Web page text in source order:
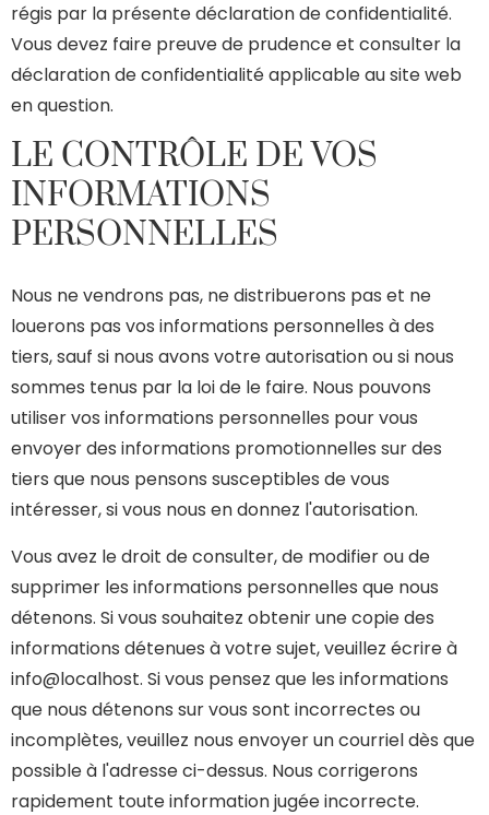
régis par la présente déclaration de confidentialité.
Vous devez faire preuve de prudence et consulter la
déclaration de confidentialité applicable au site web
en question.
LE CONTRÔLE DE VOS
INFORMATIONS
PERSONNELLES
Nous ne vendrons pas, ne distribuerons pas et ne
louerons pas vos informations personnelles à des
tiers, sauf si nous avons votre autorisation ou si nous
sommes tenus par la loi de le faire. Nous pouvons
utiliser vos informations personnelles pour vous
envoyer des informations promotionnelles sur des
tiers que nous pensons susceptibles de vous
intéresser, si vous nous en donnez l'autorisation.
Vous avez le droit de consulter, de modifier ou de
supprimer les informations personnelles que nous
détenons. Si vous souhaitez obtenir une copie des
informations détenues à votre sujet, veuillez écrire à
info@localhost. Si vous pensez que les informations
que nous détenons sur vous sont incorrectes ou
incomplètes, veuillez nous envoyer un courriel dès que
possible à l'adresse ci-dessus. Nous corrigerons
rapidement toute information jugée incorrecte.